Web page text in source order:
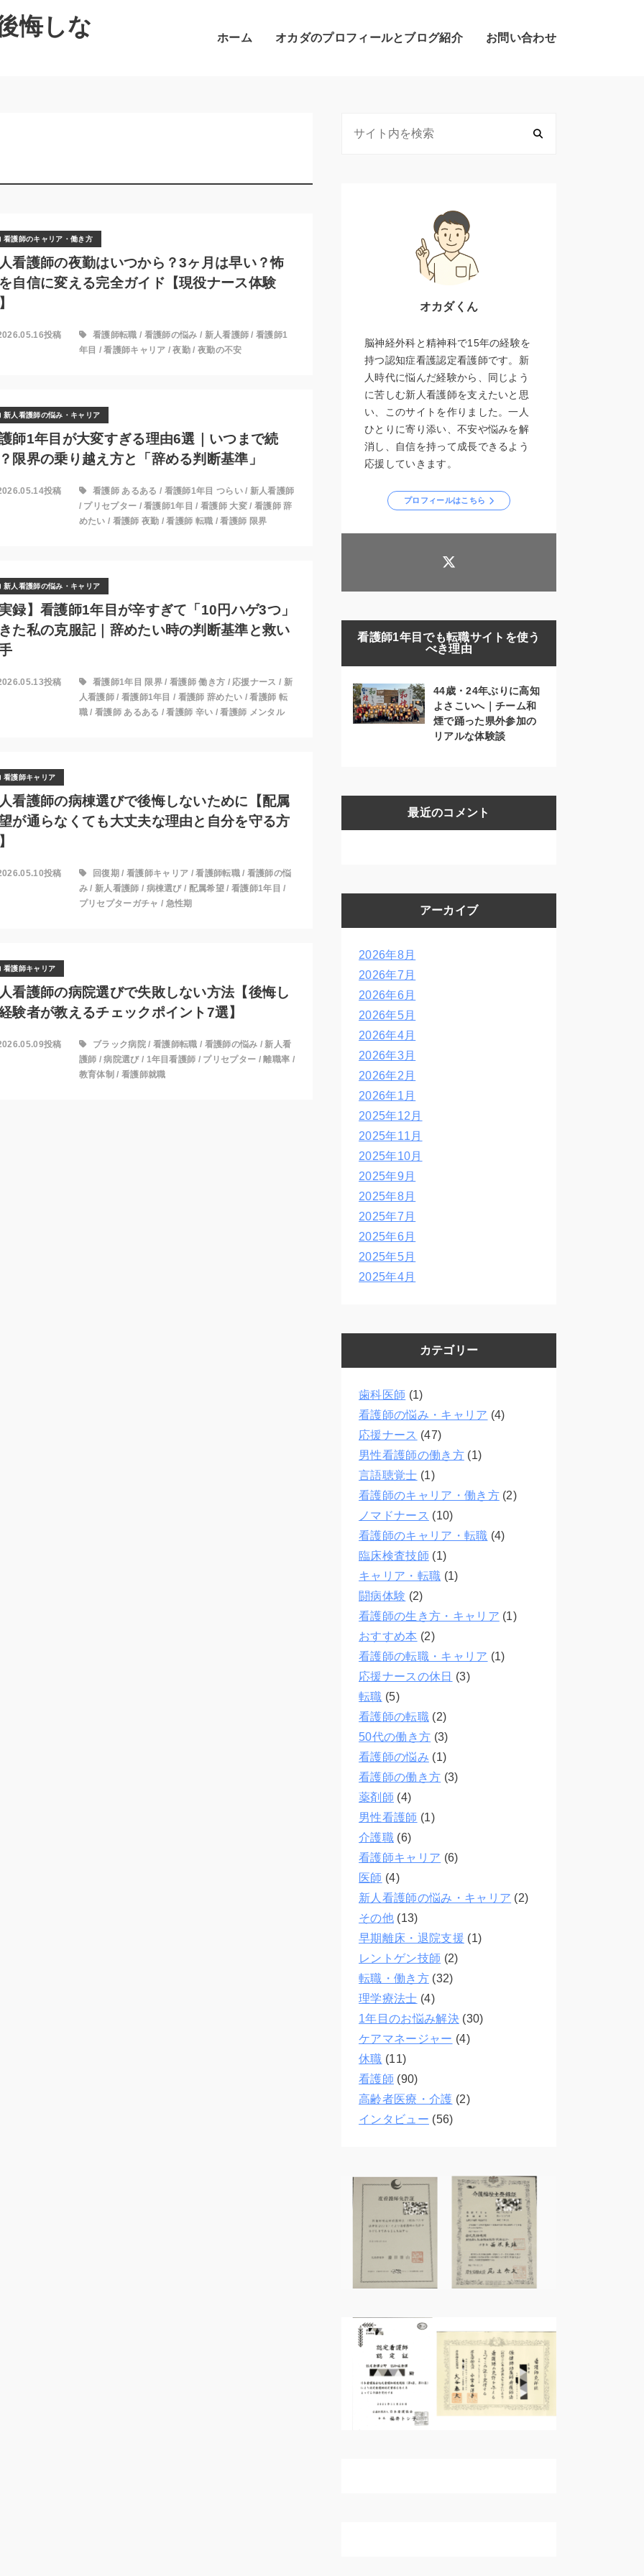
悔しな ホーム オカダのプロフィールとブログ紹介 お問い合わせ
看護師のキャリア・働き方
看護師の夜勤はいつから？3ヶ月は早い？怖
自信に変える完全ガイド【現役ナース体験
投稿 看護師転職 / 看護師の悩み / 新人看護師 /看護師1
年目 /看護師キャリア /夜勤 /夜勤の不安
新人看護師の悩み・キャリア
師1年目が大変すぎる理由6選｜いつまで続
限界の乗り越え方と「辞める判断基準」
投稿 看護師 あるある / 看護師1年目 つらい/ 新人看護師
/ プリセプター /看護師1年目 /看護師 大変/ 看護師 辞
めたい / 看護師 夜勤 /看護師 転職 /看護師 限界
新人看護師の悩み・キャリア
録】看護師1年目が辛すぎて「10円ハゲ3つ」
た私の克服記｜辞めたい時の判断基準と救い
投稿 看護師1年目 限界/ 看護師 働き方 / 応援ナース / 新
人看護師/ 看護師1年目 / 看護師 辞めたい /看護師 転
職/ 看護師 あるある /看護師 辛い /看護師 メンタル
看護師キャリア
看護師の病棟選びで後悔しないために【配属
が通らなくても大丈夫な理由と自分を守る方
投稿 回復期 /看護師キャリア /看護師転職/ 看護師の悩
み/ 新人看護師 / 病棟選び/ 配属希望 /看護師1年目 /
プリセプターガチャ / 急性期
看護師キャリア
看護師の病院選びで失敗しない方法【後悔し
験者が教えるチェックポイント7選】
投稿 ブラック病院 / 看護師転職 / 看護師の悩み /新人看
護師 /病院選び/ 1年目看護師 / プリセプター /離職率 /
教育体制 / 看護師就職
オカダくん
脳神経外科と精神科で15年の経験を
持つ認知症看護認定看護師です。新
人時代に悩んだ経験から、同じよう
に苦しむ新人看護師を支えたいと思
い、このサイトを作りました。一人
ひとりに寄り添い、不安や悩みを解
消し、自信を持って成長できるよう
応援していきます。
プロフィールはこちら
看護師1年目でも転職サイトを使う
べき理由
44歳・24年ぶりに高知
よさこいへ｜チーム和
煙で踊った県外参加の
リアルな体験談
最近のコメント
アーカイブ
2026年8月
2026年7月
2026年6月
2026年5月
2026年4月
2026年3月
2026年2月
2026年1月
2025年12月
2025年11月
2025年10月
2025年9月
2025年8月
2025年7月
2025年6月
2025年5月
2025年4月
カテゴリー
歯科医師 (1)
看護師の悩み・キャリア (4)
応援ナース (47)
男性看護師の働き方(1)
言語聴覚士 (1)
看護師のキャリア・働き方(2)
ノマドナース (10)
看護師のキャリア・転職 (4)
臨床検査技師 (1)
キャリア・転職 (1)
闘病体験 (2)
看護師の生き方・キャリア (1)
おすすめ本 (2)
看護師の転職・キャリア (1)
応援ナースの休日 (3)
転職 (5)
看護師の転職(2)
50代の働き方 (3)
看護師の悩み (1)
看護師の働き方 (3)
薬剤師 (4)
男性看護師 (1)
介護職(6)
看護師キャリア (6)
医師 (4)
新人看護師の悩み・キャリア (2)
その他(13)
早期離床・退院支援 (1)
レントゲン技師 (2)
転職・働き方(32)
理学療法士 (4)
1年目のお悩み解決(30)
ケアマネージャー (4)
休職 (11)
看護師 (90)
高齢者医療・介護 (2)
インタビュー (56)